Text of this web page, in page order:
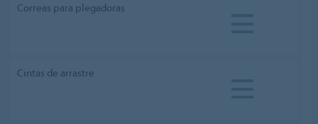
Correas para plegadoras
Cintas de arrastre